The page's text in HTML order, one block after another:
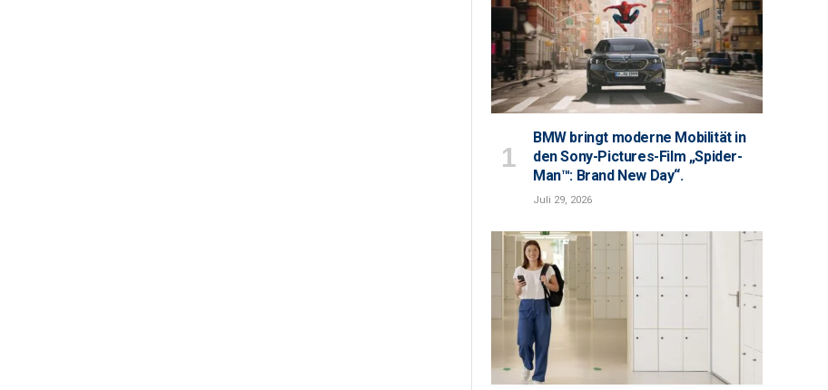
BMW bringt moderne Mobilität in
den Sony-Pictures-Film „Spider-
Man™: Brand New Day“.
Juli 29, 2026